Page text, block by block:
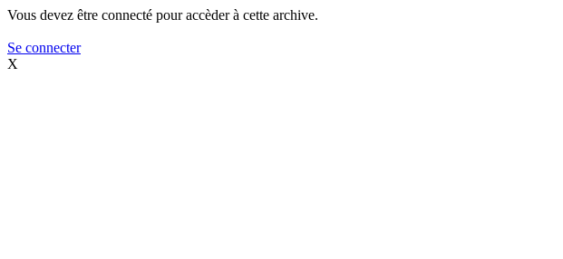
Vous devez être connecté pour accèder à cette archive.
Se connecter
X